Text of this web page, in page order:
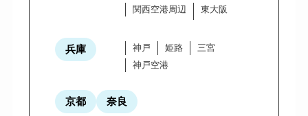
関西空港周辺
東大阪
兵庫 神戸 姫路
三宮
神戸空港
京都 奈良